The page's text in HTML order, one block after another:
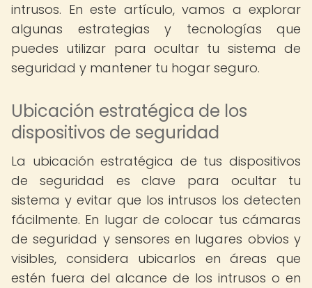
intrusos. En este artículo, vamos a explorar
algunas estrategias y tecnologías que
puedes utilizar para ocultar tu sistema de
seguridad y mantener tu hogar seguro.
Ubicación estratégica de los
dispositivos de seguridad
La ubicación estratégica de tus dispositivos
de seguridad es clave para ocultar tu
sistema y evitar que los intrusos los detecten
fácilmente. En lugar de colocar tus cámaras
de seguridad y sensores en lugares obvios y
visibles, considera ubicarlos en áreas que
estén fuera del alcance de los intrusos o en